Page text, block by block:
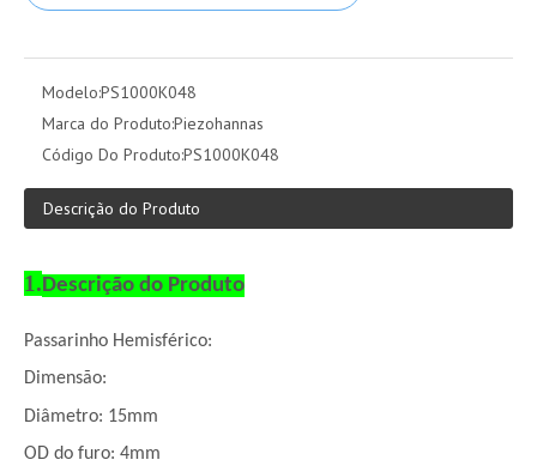
Modelo:PS1000K048
Marca do Produto:Piezohannas
Código Do Produto:PS1000K048
Descrição do Produto
1.Descrição do Produto
Passarinho Hemisférico:
Dimensão:
Diâmetro: 15mm
OD do furo: 4mm